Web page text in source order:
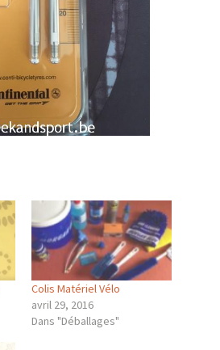
Colis Matériel Vélo
avril 29, 2016
Dans "Déballages"